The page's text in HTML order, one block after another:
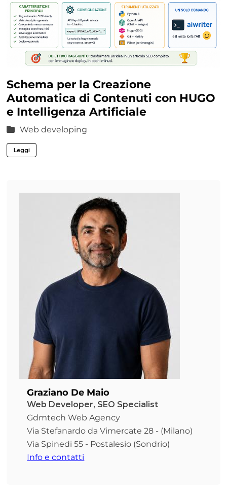
Schema per la Creazione
Automatica di Contenuti con HUGO
e Intelligenza Artificiale
Web developing
Leggi
Graziano De Maio
Web Developer, SEO Specialist
Gdmtech Web Agency
Via Stefanardo da Vimercate 28 - (Milano)
Via Spinedi 55 - Postalesio (Sondrio)
Info e contatti